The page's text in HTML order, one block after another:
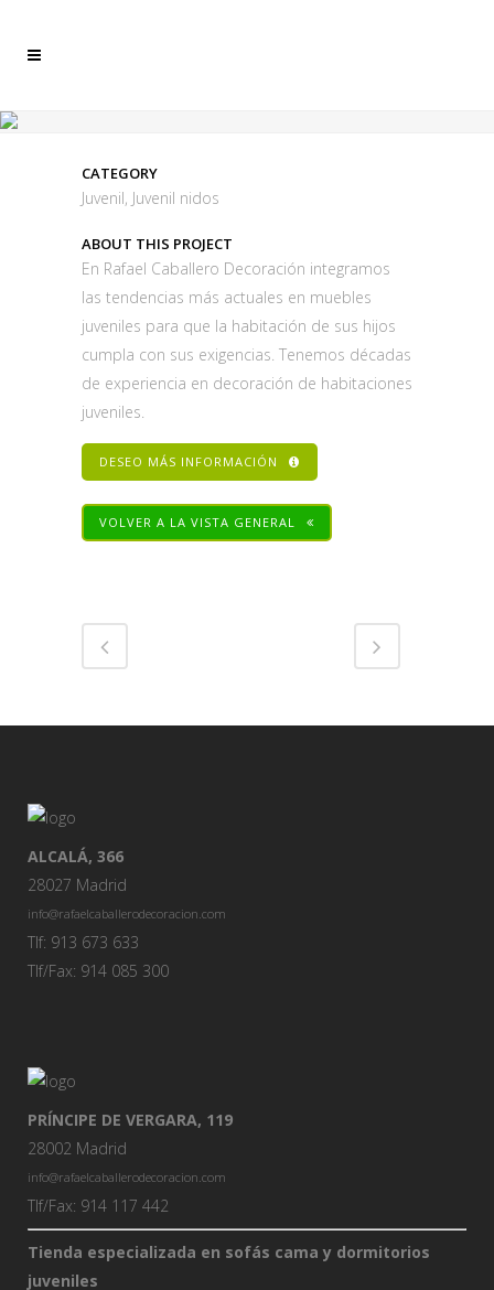
CATEGORY
Juvenil, Juvenil nidos
ABOUT THIS PROJECT
En Rafael Caballero Decoración integramos
las tendencias más actuales en muebles
juveniles para que la habitación de sus hijos
cumpla con sus exigencias. Tenemos décadas
de experiencia en decoración de habitaciones
juveniles.
DESEO MÁS INFORMACIÓN
VOLVER A LA VISTA GENERAL
ALCALÁ, 366
28027 Madrid
info@rafaelcaballerodecoracion.com
Tlf: 913 673 633
Tlf/Fax: 914 085 300
PRÍNCIPE DE VERGARA, 119
28002 Madrid
info@rafaelcaballerodecoracion.com
Tlf/Fax: 914 117 442
Tienda especializada en sofás cama y dormitorios
juveniles